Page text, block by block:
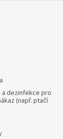
dezinfekce pro
(např. ptačí